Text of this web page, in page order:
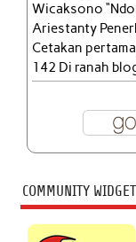
Wicaksono
Ariestanty
Cetakan
142 Di ranah
COMMUNITY WIDGET